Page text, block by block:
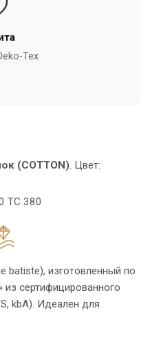
Tex
(COTTON). Цвет:
TC 380
batiste), изготовленный по
из сертифицированного
kbA). Идеален для